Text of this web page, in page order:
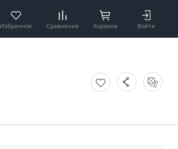
Избранное Сравнение Корзина Войти